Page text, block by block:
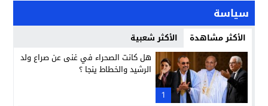
سياسة
الأكثر مشاهدة الأكثر شعبية
1
هل كانت الصحراء في غنى عن صراع ولد
الرشيد والخطاط ينجا ؟